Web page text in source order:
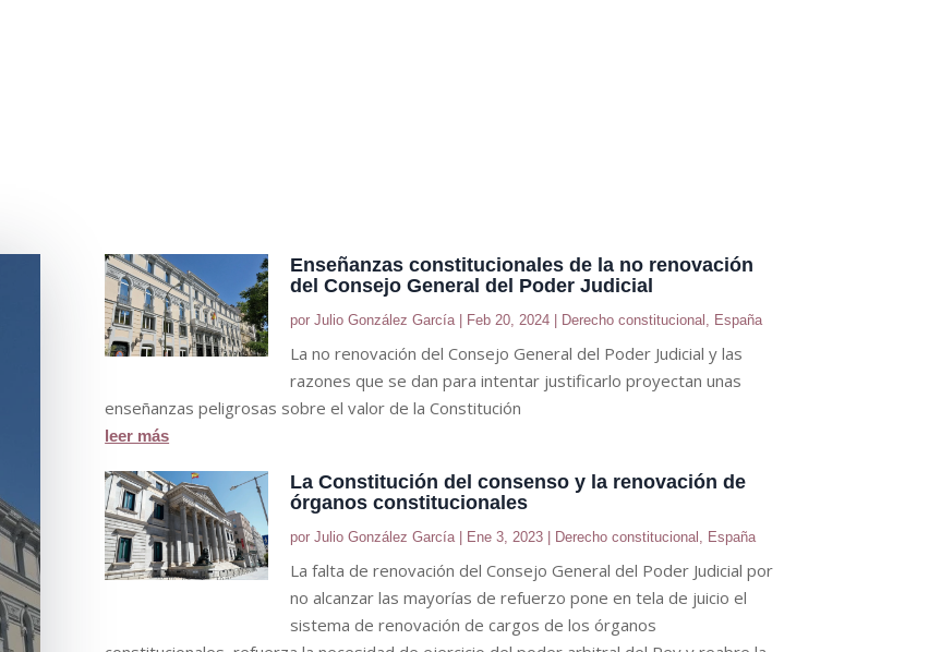
Enseñanzas constitucionales de la no renovación
del Consejo General del Poder Judicial
porJulio González García Feb 20, 2024 Derecho constitucional España
La no renovación del Consejo General del Poder Judicial y las
razones que se dan para intentar justificarlo proyectan unas
enseñanzas peligrosas sobre el valor de la Constitución
leer más
La Constitución del consenso y la renovación de
órganos constitucionales
porJulio González García Ene 3, 2023 Derecho constitucional España
La falta de renovación del Consejo General del Poder Judicial por
no alcanzar las mayorías de refuerzo pone en tela de juicio el
sistema de renovación de cargos de los órganos